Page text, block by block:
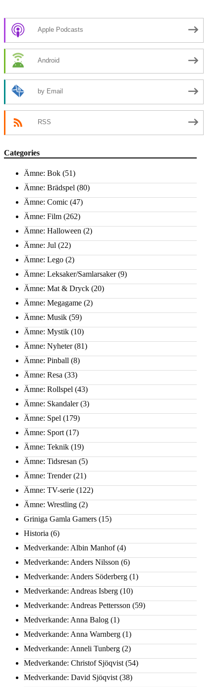
Apple Podcasts
Android
by Email
RSS
Categories
Ämne: Bok (51)
Ämne: Brädspel (80)
Ämne: Comic (47)
Ämne: Film (262)
Ämne: Halloween (2)
Ämne: Jul (22)
Ämne: Lego (2)
Ämne: Leksaker/Samlarsaker(9)
Ämne: Mat & Dryck (20)
Ämne: Megagame (2)
Ämne: Musik (59)
Ämne: Mystik (10)
Ämne: Nyheter(81)
Ämne: Pinball (8)
Ämne: Resa (33)
Ämne: Rollspel (43)
Ämne: Skandaler(3)
Ämne: Spel (179)
Ämne: Sport (17)
Ämne: Teknik (19)
Ämne: Tidsresan (5)
Ämne: Trender(21)
Ämne: TV-serie (122)
Ämne: Wrestling (2)
Griniga Gamla Gamers (15)
Historia (6)
Medverkande: Albin Manhof(4)
Medverkande: Anders Nilsson (6)
Medverkande: Anders Söderberg (1)
Medverkande: Andreas Isberg (10)
Medverkande: Andreas Pettersson (59)
Medverkande: Anna Balog (1)
Medverkande: Anna Warnberg (1)
Medverkande: Anneli Tunberg (2)
Medverkande: Christof Sjöqvist (54)
Medverkande: David Sjöqvist (38)